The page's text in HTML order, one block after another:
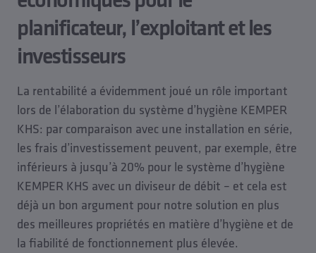
planificateur, l’exploitant et les
investisseurs
La rentabilité a évidemment joué un rôle important
lors de l’élaboration du système d’hygiène KEMPER
KHS: par comparaison avec une installation en série,
les frais d’investissement peuvent, par exemple, être
inférieurs à jusqu’à 20% pour le système d’hygiène
KEMPER KHS avec un diviseur de débit – et cela est
déjà un bon argument pour notre solution en plus
des meilleures propriétés en matière d’hygiène et de
la fiabilité de fonctionnement plus élevée.